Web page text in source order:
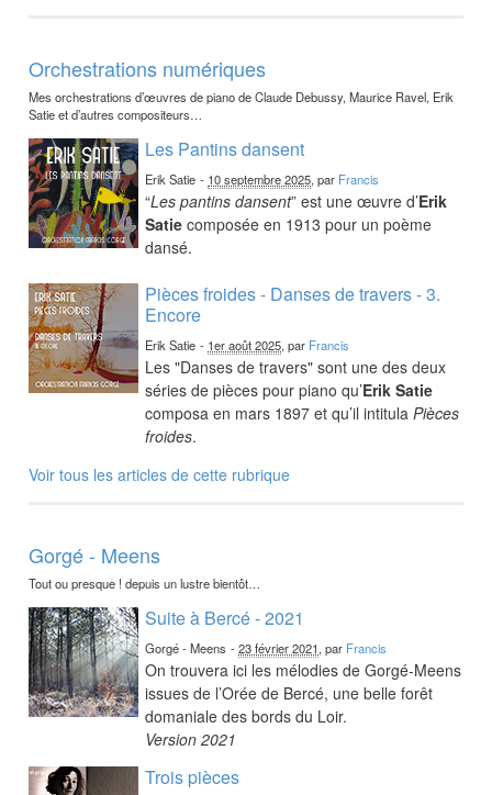
Orchestrations numériques
Mes orchestrations d’œuvres de piano de Claude Debussy, Maurice Ravel, Erik
Satie et d’autres compositeurs…
Les Pantins dansent
Erik Satie - 10 septembre 2025, par Francis
“Les pantins dansent” est une œuvre d’Erik
Satie composée en 1913 pour un poème
dansé.
Pièces froides - Danses de travers - 3.
Encore
Erik Satie - 1er août 2025, par Francis
Les "Danses de travers" sont une des deux
séries de pièces pour piano qu’Erik Satie
composa en mars 1897 et qu’il intitulaPièces
froides.
Voir tous les articles de cette rubrique
Gorgé - Meens
Tout ou presque ! depuis un lustre bientôt…
Suite à Bercé - 2021
Gorgé - Meens -23 février 2021, par Francis
On trouvera ici les mélodies de Gorgé-Meens
issues de l’Orée de Bercé, une belle forêt
domaniale des bords du Loir.
Version 2021
Trois pièces